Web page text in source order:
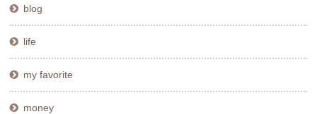
blog
life
my favorite
money